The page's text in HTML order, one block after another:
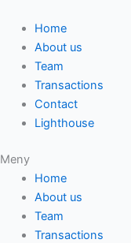
innehåll
Home
About us
Team
Transactions
Contact
Lighthouse
Meny
Home
About us
Team
Transactions